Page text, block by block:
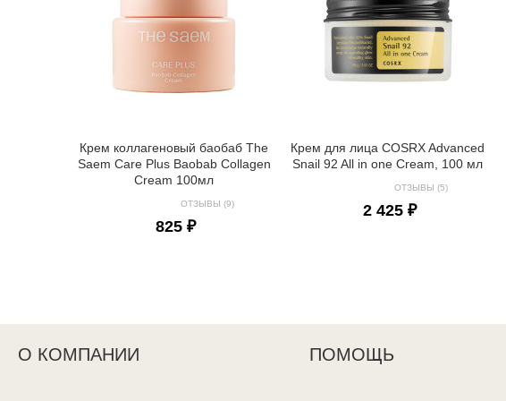
Крем коллагеновый баобаб The
Saem Care Plus Baobab Collagen
Cream 100мл
ОТЗЫВЫ (9)
825 ₽
Крем для лица COSRX Advanced
Snail 92 All in one Cream, 100 мл
ОТЗЫВЫ (5)
2 425 ₽
О КОМПАНИИ ПОМОЩЬ